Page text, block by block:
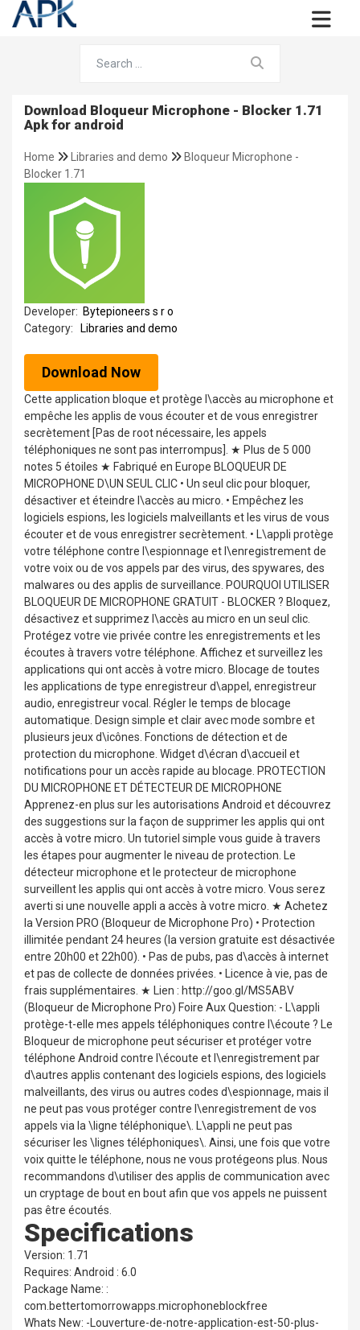
Download Bloqueur Microphone - Blocker 1.71
Apk for android
Home Libraries and demo
Bloqueur Microphone -
Blocker 1.71
Developer: Bytepioneers s r o
Category:
Libraries and demo
Download Now
Cette application bloque et protège l\accès au microphone et
empêche les applis de vous écouter et de vous enregistrer
secrètement [Pas de root nécessaire, les appels
téléphoniques ne sont pas interrompus]. ★ Plus de 5 000
notes 5 étoiles ★ Fabriqué en Europe BLOQUEUR DE
MICROPHONE D\UN SEUL CLIC • Un seul clic pour bloquer,
désactiver et éteindre l\accès au micro. • Empêchez les
logiciels espions, les logiciels malveillants et les virus de vous
écouter et de vous enregistrer secrètement. • L\appli protège
votre téléphone contre l\espionnage et l\enregistrement de
votre voix ou de vos appels par des virus, des spywares, des
malwares ou des applis de surveillance. POURQUOI UTILISER
BLOQUEUR DE MICROPHONE GRATUIT - BLOCKER ? Bloquez,
désactivez et supprimez l\accès au micro en un seul clic.
Protégez votre vie privée contre les enregistrements et les
écoutes à travers votre téléphone. Affichez et surveillez les
applications qui ont accès à votre micro. Blocage de toutes
les applications de type enregistreur d\appel, enregistreur
audio, enregistreur vocal. Régler le temps de blocage
automatique. Design simple et clair avec mode sombre et
plusieurs jeux d\icônes. Fonctions de détection et de
protection du microphone. Widget d\écran d\accueil et
notifications pour un accès rapide au blocage. PROTECTION
DU MICROPHONE ET DÉTECTEUR DE MICROPHONE
Apprenez-en plus sur les autorisations Android et découvrez
des suggestions sur la façon de supprimer les applis qui ont
accès à votre micro. Un tutoriel simple vous guide à travers
les étapes pour augmenter le niveau de protection. Le
détecteur microphone et le protecteur de microphone
surveillent les applis qui ont accès à votre micro. Vous serez
averti si une nouvelle appli a accès à votre micro. ★ Achetez
la Version PRO (Bloqueur de Microphone Pro) • Protection
illimitée pendant 24 heures (la version gratuite est désactivée
entre 20h00 et 22h00). • Pas de pubs, pas d\accès à internet
et pas de collecte de données privées. • Licence à vie, pas de
frais supplémentaires. ★ Lien : http://goo.gl/MS5ABV
(Bloqueur de Microphone Pro) Foire Aux Question: - L\appli
protège-t-elle mes appels téléphoniques contre l\écoute ? Le
Bloqueur de microphone peut sécuriser et protéger votre
téléphone Android contre l\écoute et l\enregistrement par
d\autres applis contenant des logiciels espions, des logiciels
malveillants, des virus ou autres codes d\espionnage, mais il
ne peut pas vous protéger contre l\enregistrement de vos
appels via la \ligne téléphonique\. L\appli ne peut pas
sécuriser les \lignes téléphoniques\. Ainsi, une fois que votre
voix quitte le téléphone, nous ne vous protégeons plus. Nous
recommandons d\utiliser des applis de communication avec
un cryptage de bout en bout afin que vos appels ne puissent
pas être écoutés.
Specifications
Version: 1.71
Requires: Android : 6.0
Package Name: :
com.bettertomorrowapps.microphoneblockfree
Whats New: -Louverture-de-notre-application-est-50-plus-